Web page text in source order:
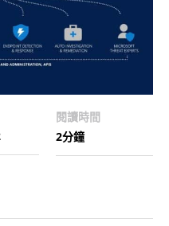
閱讀時間
2分鐘